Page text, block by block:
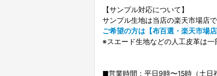
【サンプル対応について】
サンプル生地は当店の楽天市場店
ご希望の方は【布百選・楽天市場
※スエード生地などの人工皮革は一
■営業時間：平日9時〜15時（土